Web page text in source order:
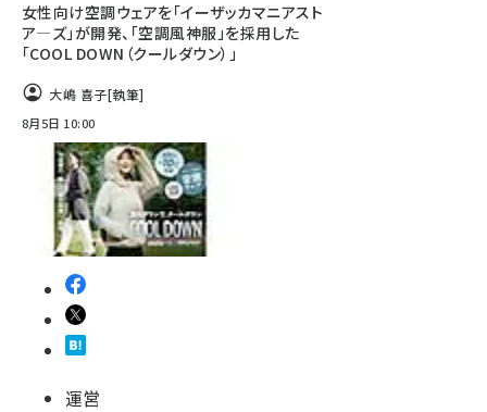
女性向け空調ウェアを「イーザッカマニアスト
ア―ズ」が開発、「空調風神服」を採用した
「COOL DOWN（クールダウン）」
大嶋 喜子[執筆]
8月5日 10:00
運営